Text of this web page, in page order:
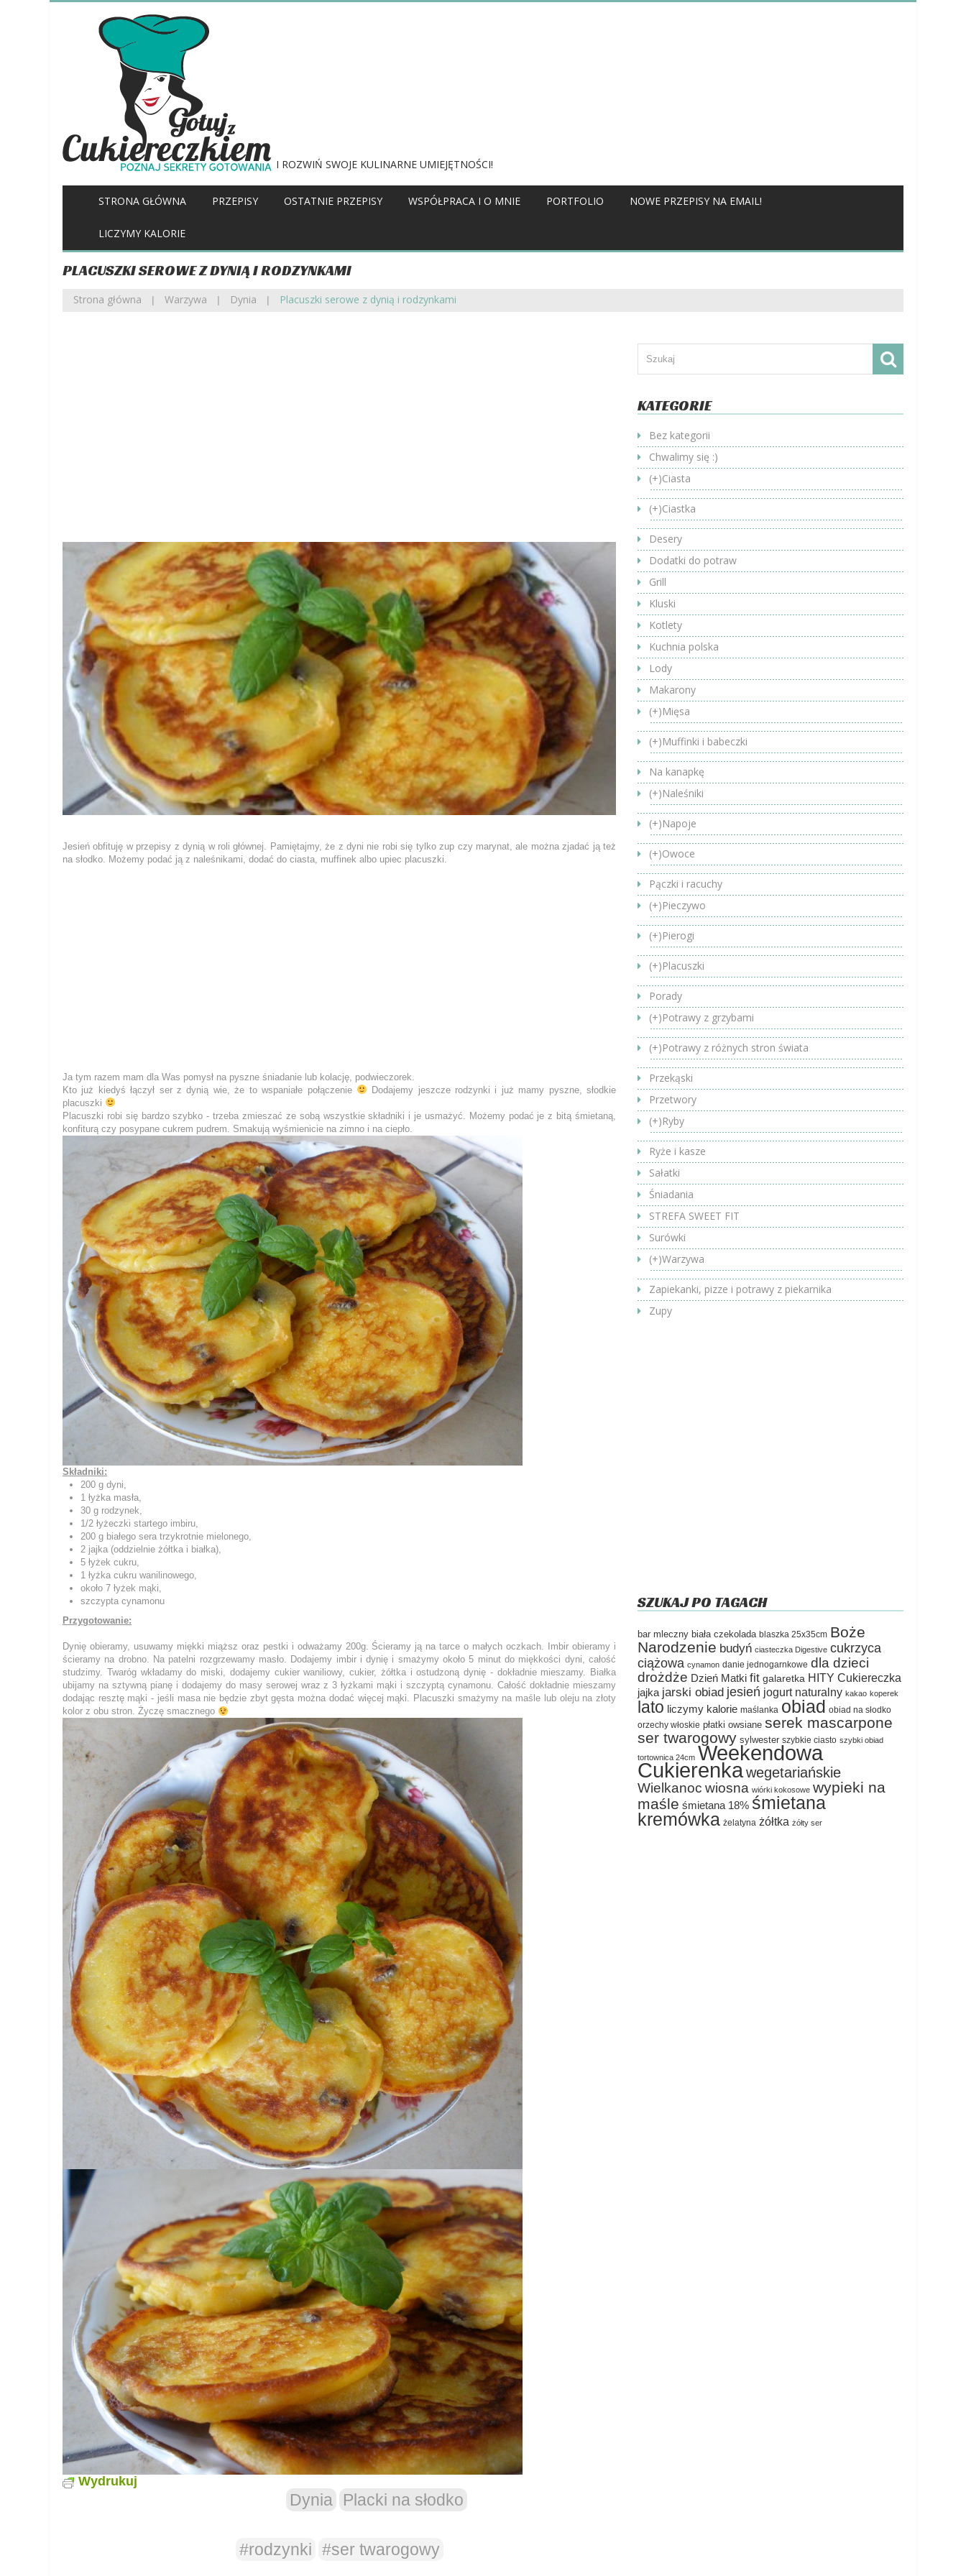
I ROZWIŃ SWOJE KULINARNE UMIEJĘTNOŚCI!
STRONA GŁÓWNA PRZEPISY OSTATNIE PRZEPISY WSPÓŁPRACA I O MNIE PORTFOLIO NOWE PRZEPISY NA EMAIL!
LICZYMY KALORIE
PLACUSZKI SEROWE Z DYNIĄ I RODZYNKAMI
Strona główna Warzywa Dynia Placuszki serowe z dynią i rodzynkami
Jesień obfituję w przepisy z dynią w roli głównej. Pamiętajmy, że z dyni nie robi się tylko zup czy marynat, ale można zjadać ją też
na słodko. Możemy podać ją z naleśnikami, dodać do ciasta, muffinek albo upiec placuszki.
Ja tym razem mam dla Was pomysł na pyszne śniadanie lub kolację, podwieczorek.
Kto już kiedyś łączył ser z dynią wie, że to wspaniałe połączenie
Dodajemy jeszcze rodzynki i już mamy pyszne, słodkie
placuszki
Placuszki robi się bardzo szybko - trzeba zmieszać ze sobą wszystkie składniki i je usmażyć. Możemy podać je z bitą śmietaną,
konfiturą czy posypane cukrem pudrem. Smakują wyśmienicie na zimno i na ciepło.
Składniki:
200 g dyni,
1 łyżka masła,
30 g rodzynek,
1/2 łyżeczki startego imbiru,
200 g białego sera trzykrotnie mielonego,
2 jajka (oddzielnie żółtka i białka),
5 łyżek cukru,
1 łyżka cukru wanilinowego,
około 7 łyżek mąki,
szczypta cynamonu
Przygotowanie:
Dynię obieramy, usuwamy miękki miąższ oraz pestki i odważamy 200g. Ścieramy ją na tarce o małych oczkach. Imbir obieramy i
ścieramy na drobno. Na patelni rozgrzewamy masło. Dodajemy imbir i dynię i smażymy około 5 minut do miękkości dyni, całość
studzimy. Twaróg wkładamy do miski, dodajemy cukier waniliowy, cukier, żółtka i ostudzoną dynię - dokładnie mieszamy. Białka
ubijamy na sztywną pianę i dodajemy do masy serowej wraz z 3 łyżkami mąki i szczyptą cynamonu. Całość dokładnie mieszamy
dodając resztę mąki - jeśli masa nie będzie zbyt gęsta można dodać więcej mąki. Placuszki smażymy na maśle lub oleju na złoty
kolor z obu stron. Życzę smacznego
Wydrukuj
Dynia Placki na słodko
#rodzynki #ser twarogowy
KATEGORIE
Bez kategorii
Chwalimy się :)
(+)Ciasta
(+)Ciastka
Desery
Dodatki do potraw
Grill
Kluski
Kotlety
Kuchnia polska
Lody
Makarony
(+)Mięsa
(+)Muffinki i babeczki
Na kanapkę
(+)Naleśniki
(+)Napoje
(+)Owoce
Pączki i racuchy
(+)Pieczywo
(+)Pierogi
(+)Placuszki
Porady
(+)Potrawy z grzybami
(+)Potrawy z różnych stron świata
Przekąski
Przetwory
(+)Ryby
Ryże i kasze
Sałatki
Śniadania
STREFA SWEET FIT
Surówki
(+)Warzywa
Zapiekanki, pizze i potrawy z piekarnika
Zupy
SZUKAJ PO TAGACH
bar mleczny biała czekolada blaszka 25x35cm Boże
Narodzenie budyń ciasteczka Digestive cukrzyca
ciążowa cynamon danie jednogarnkowe dla dzieci
drożdże Dzień Matki fit galaretka HITY Cukiereczka
jajka jarski obiad jesień jogurt naturalny kakao koperek
lato liczymy kalorie maślanka obiad obiad na słodko
orzechy włoskie płatki owsiane serek mascarpone
ser twarogowy sylwester szybkie ciasto szybki obiad
tortownica 24cm Weekendowa
Cukierenkawegetariańskie
Wielkanoc wiosna wiórki kokosowe wypieki na
maśle śmietana 18% śmietana
kremówka żelatyna żółtka żółty ser